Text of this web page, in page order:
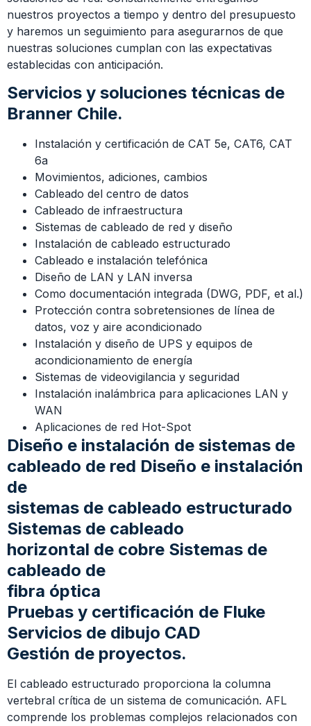
nuestros proyectos a tiempo y dentro del presupuesto
y haremos un seguimiento para asegurarnos de que
nuestras soluciones cumplan con las expectativas
establecidas con anticipación.
Servicios y soluciones técnicas de
Branner Chile.
Instalación y certificación de CAT 5e, CAT6, CAT
6a
Movimientos, adiciones, cambios
Cableado del centro de datos
Cableado de infraestructura
Sistemas de cableado de red y diseño
Instalación de cableado estructurado
Cableado e instalación telefónica
Diseño de LAN y LAN inversa
Como documentación integrada (DWG, PDF, et al.)
Protección contra sobretensiones de línea de
datos, voz y aire acondicionado
Instalación y diseño de UPS y equipos de
acondicionamiento de energía
Sistemas de videovigilancia y seguridad
Instalación inalámbrica para aplicaciones LAN y
WAN
Aplicaciones de red Hot-Spot
Diseño e instalación de sistemas de
cableado de red Diseño e instalación
de
sistemas de cableado estructurado
Sistemas de cableado
horizontal de cobre Sistemas de
cableado de
fibra óptica
Pruebas y certificación de Fluke
Servicios de dibujo CAD
Gestión de proyectos.
El cableado estructurado proporciona la columna
vertebral crítica de un sistema de comunicación. AFL
comprende los problemas complejos relacionados con